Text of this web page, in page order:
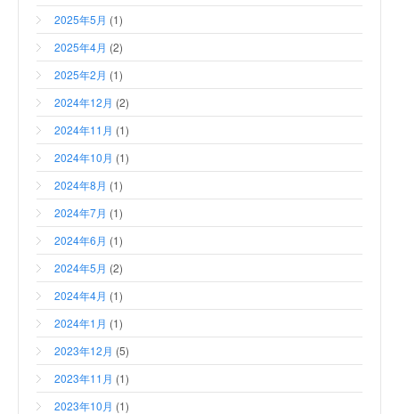
2025年5月 (1)
2025年4月 (2)
2025年2月 (1)
2024年12月 (2)
2024年11月 (1)
2024年10月 (1)
2024年8月 (1)
2024年7月 (1)
2024年6月 (1)
2024年5月 (2)
2024年4月 (1)
2024年1月 (1)
2023年12月 (5)
2023年11月 (1)
2023年10月 (1)